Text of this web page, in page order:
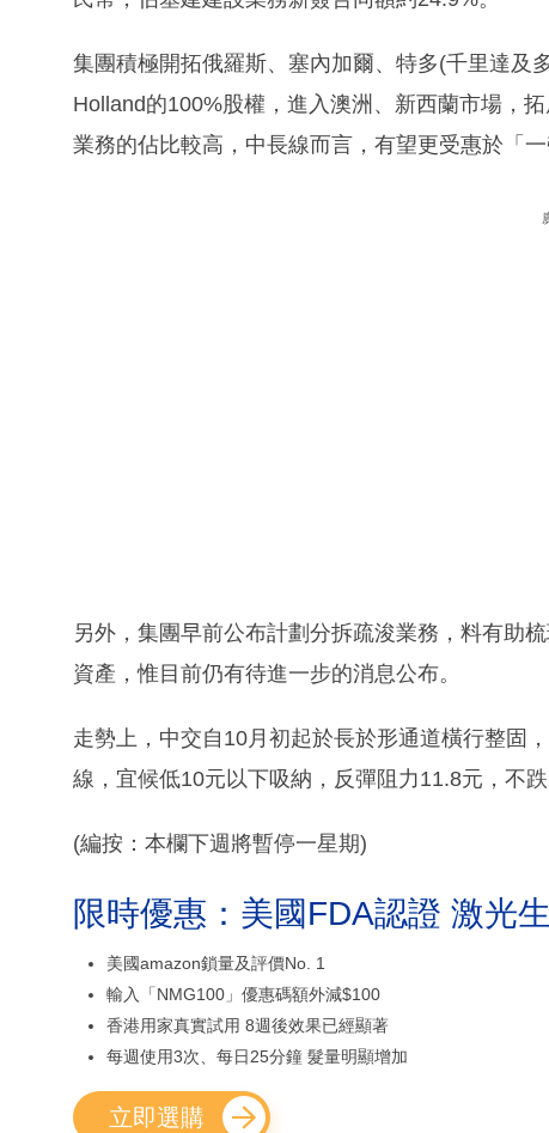
集團積極開拓俄羅斯、塞內加爾、特多(千里達及
Holland的100%股權，進入澳洲、新西蘭市場，
業務的佔比較高，中長線而言，有望更受惠於「一
另外，集團早前公布計劃分拆疏浚業務，料有助
資產，惟目前仍有待進一步的消息公布。
走勢上，中交自10月初起於長於形通道橫行整固
線，宜候低10元以下吸納，反彈阻力11.8元，不跌
(編按：本欄下週將暫停一星期)
限時優惠：美國FDA認證 激光
美國amazon鎖量及評價No. 1
輸入「NMG100」優惠碼額外減$100
香港用家真實試用 8週後效果已經顯著
每週使用3次、每日25分鐘 髮量明顯增加
立即選購